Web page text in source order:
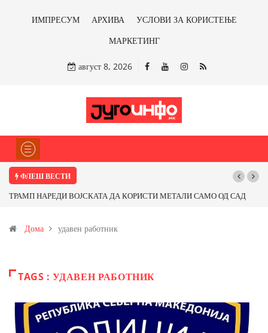
ИМПРЕСУМ АРХИВА
УСЛОВИ ЗА КОРИСТЕЊЕ
МАРКЕТИНГ
август 8, 2026
ФЛЕШ ВЕСТИ
ТРАМП НАРЕДИ ВОЈСКАТА ДА КОРИСТИ МЕТАЛИ САМО ОД САД
Иловица и со антимонот?
Дома удавен работник
TAGS : УДАВЕН РАБОТНИК